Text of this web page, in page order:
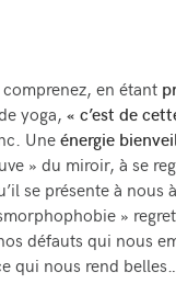
comprenez, en étant
yoga, « c’est de
Uneénergie
» du miroir, à se
se présente à nous
»
défauts qui nous
qui nous rend